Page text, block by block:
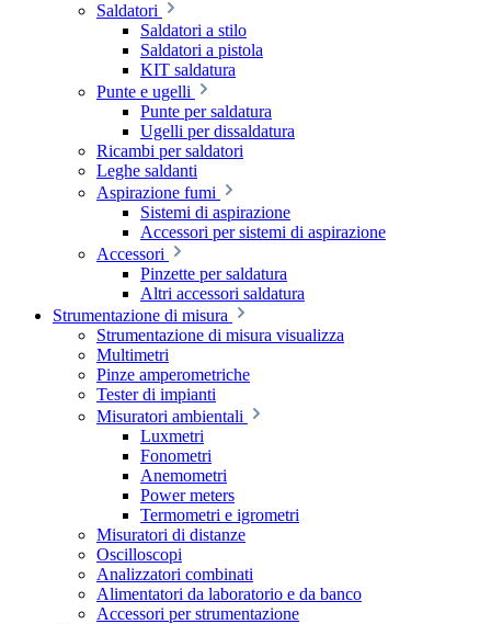
Saldatori
Saldatori a stilo
Saldatori a pistola
KIT saldatura
Punte e ugelli
Punte per saldatura
Ugelli per dissaldatura
Ricambi per saldatori
Leghe saldanti
Aspirazione fumi
Sistemi di aspirazione
Accessori per sistemi di aspirazione
Accessori
Pinzette per saldatura
Altri accessori saldatura
Strumentazione di misura
Strumentazione di misura visualizza
Multimetri
Pinze amperometriche
Tester di impianti
Misuratori ambientali
Luxmetri
Fonometri
Anemometri
Power meters
Termometri e igrometri
Misuratori di distanze
Oscilloscopi
Analizzatori combinati
Alimentatori da laboratorio e da banco
Accessori per strumentazione